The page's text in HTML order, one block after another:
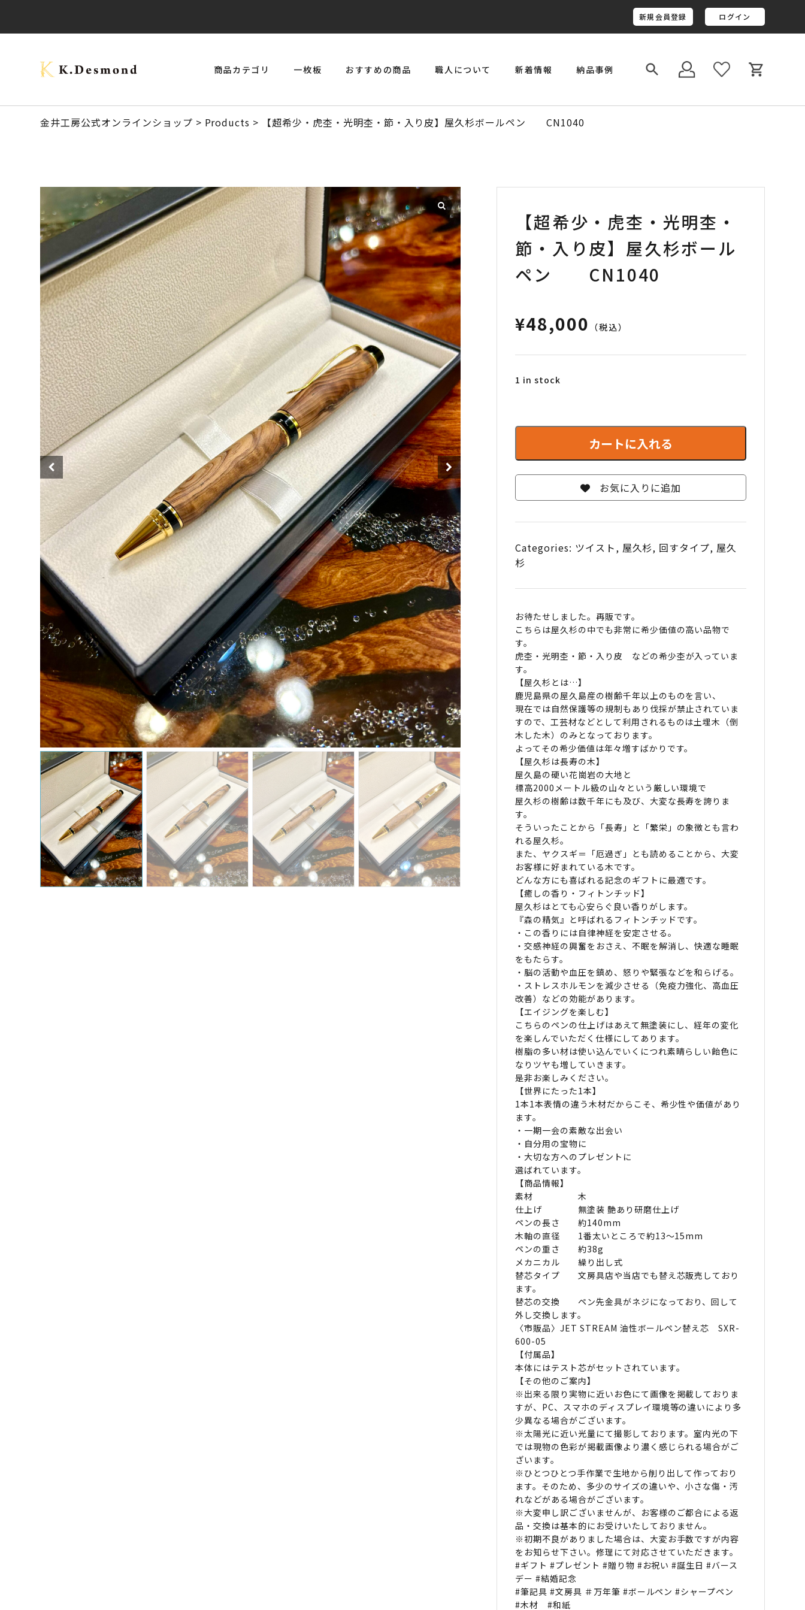
新規会員登録 ログイン
商品カテゴリ 一枚板 おすすめの商品 職人について 新着情報 納品事例
金井工房公式オンラインショップ > Products > 【超希少・虎杢・光明杢・節・入り皮】屋久杉ボールペン CN1040
【超希少・虎杢・光明杢・
節・入り皮】屋久杉ボール
ペン CN1040
¥48,000 （税込）
1 in stock
【超
少・
虎
光
節・
入
皮】
久
杉
ボ
ー
ル
ペ
ン
CN1040
quantity
カートに入れる
お気に入りに追加
Categories: ツイスト, 屋久杉, 回すタイプ, 屋久
杉
お待たせしました。再販です。
こちらは屋久杉の中でも非常に希少価値の高い品物で
す。
虎杢・光明杢・節・入り皮 などの希少杢が入っていま
す。
【屋久杉とは…】
鹿児島県の屋久島産の樹齢千年以上のものを言い、
現在では自然保護等の規制もあり伐採が禁止されていま
すので、工芸材などとして利用されるものは土埋木（倒
木した木）のみとなっております。
よってその希少価値は年々増すばかりです。
【屋久杉は長寿の木】
屋久島の硬い花崗岩の大地と
標高2000メートル級の山々という厳しい環境で
屋久杉の樹齢は数千年にも及び、大変な長寿を誇りま
す。
そういったことから「長寿」と「繁栄」の象徴とも言わ
れる屋久杉。
また、ヤクスギ＝「厄過ぎ」とも読めることから、大変
お客様に好まれている木です。
どんな方にも喜ばれる記念のギフトに最適です。
【癒しの香り・フィトンチッド】
屋久杉はとても心安らぐ良い香りがします。
『森の精気』と呼ばれるフィトンチッドです。
・この香りには自律神経を安定させる。
・交感神経の興奮をおさえ、不眠を解消し、快適な睡眠
をもたらす。
・脳の活動や血圧を鎮め、怒りや緊張などを和らげる。
・ストレスホルモンを減少させる（免疫力強化、高血圧
改善）などの効能があります。
【エイジングを楽しむ】
こちらのペンの仕上げはあえて無塗装にし、経年の変化
を楽しんでいただく仕様にしてあります。
樹脂の多い材は使い込んでいくにつれ素晴らしい飴色に
なりツヤも増していきます。
是非お楽しみください。
【世界にたった1本】
1本1本表情の違う木材だからこそ、希少性や価値があり
ます。
・一期一会の素敵な出会い
・自分用の宝物に
・大切な方へのプレゼントに
選ばれています。
【商品情報】
素材 木
仕上げ 無塗装 艶あり研磨仕上げ
ペンの長さ 約140mm
木軸の直径 1番太いところで約13〜15mm
ペンの重さ 約38g
メカニカル 繰り出し式
替芯タイプ 文房具店や当店でも替え芯販売しており
ます。
替芯の交換 ペン先金具がネジになっており、回して
外し交換します。
〈市販品〉JET STREAM 油性ボールペン替え芯 SXR-
600-05
【付属品】
本体にはテスト芯がセットされています。
【その他のご案内】
※出来る限り実物に近いお色にて画像を掲載しておりま
すが、PC、スマホのディスプレイ環境等の違いにより多
少異なる場合がございます。
※太陽光に近い光量にて撮影しております。室内光の下
では現物の色彩が掲載画像より濃く感じられる場合がご
ざいます。
※ひとつひとつ手作業で生地から削り出して作っており
ます。そのため、多少のサイズの違いや、小さな傷・汚
れなどがある場合がございます。
※大変申し訳ございませんが、お客様のご都合による返
品・交換は基本的にお受けいたしておりません。
※初期不良がありました場合は、大変お手数ですが内容
をお知らせ下さい。修理にて対応させていただきます。
#ギフト #プレゼント #贈り物 #お祝い #誕生日 #バース
デー #結婚記念
#筆記具 #文房具 ＃万年筆 #ボールペン #シャープペン
#木材 #和紙